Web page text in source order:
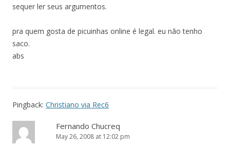
sequer ler seus argumentos.
pra quem gosta de picuinhas online é legal. eu não tenho
saco.
abs
Pingback: Christiano via Rec6
Fernando Chucreq
May 26, 2008 at 12:02 pm